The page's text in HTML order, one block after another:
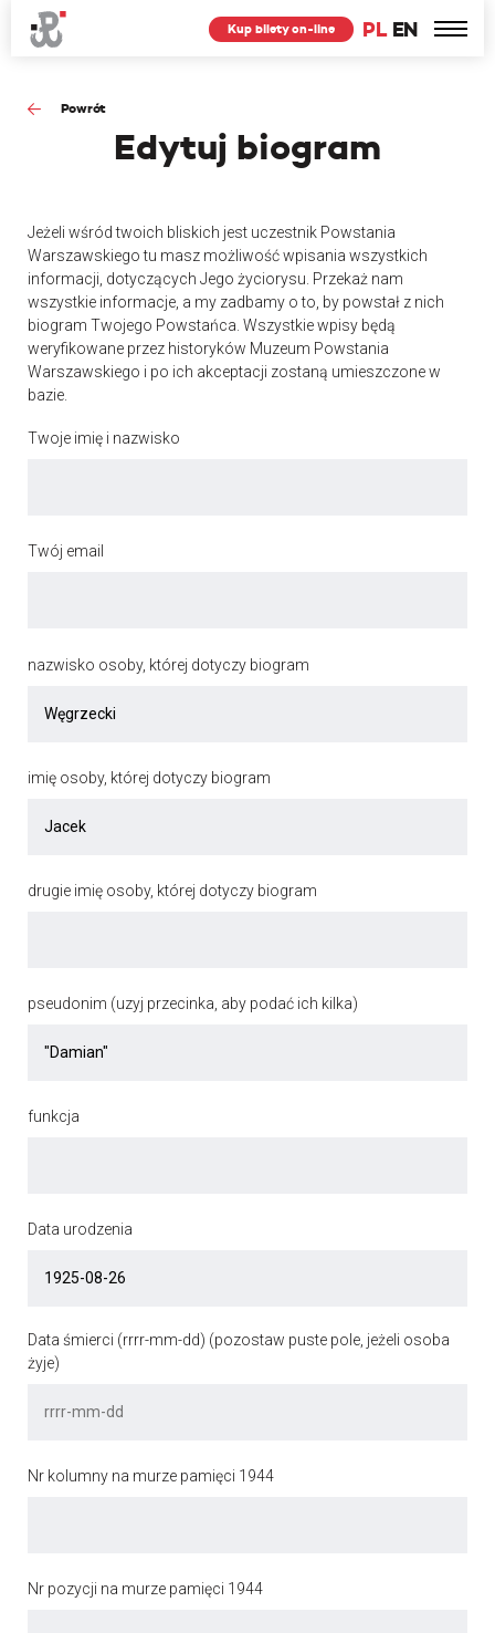
PL EN
Kup bilety on-line
Powrót
Edytuj biogram
Jeżeli wśród twoich bliskich jest uczestnik Powstania
Warszawskiego tu masz możliwość wpisania wszystkich
informacji, dotyczących Jego życiorysu. Przekaż nam
wszystkie informacje, a my zadbamy o to, by powstał z nich
biogram Twojego Powstańca. Wszystkie wpisy będą
weryfikowane przez historyków Muzeum Powstania
Warszawskiego i po ich akceptacji zostaną umieszczone w
bazie.
Twoje imię i nazwisko
Twój email
nazwisko osoby, której dotyczy biogram
imię osoby, której dotyczy biogram
drugie imię osoby, której dotyczy biogram
pseudonim (uzyj przecinka, aby podać ich kilka)
funkcja
Data urodzenia
Data śmierci (rrrr-mm-dd) (pozostaw puste pole, jeżeli osoba
żyje)
Nr kolumny na murze pamięci 1944
Nr pozycji na murze pamięci 1944